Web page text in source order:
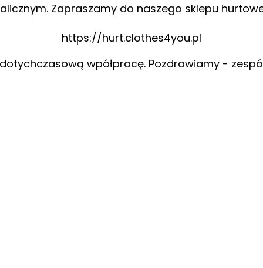
Zapraszamy do naszego sklepu
https://hurt.clothes4you.pl
wpółpracę. Pozdrawiamy -